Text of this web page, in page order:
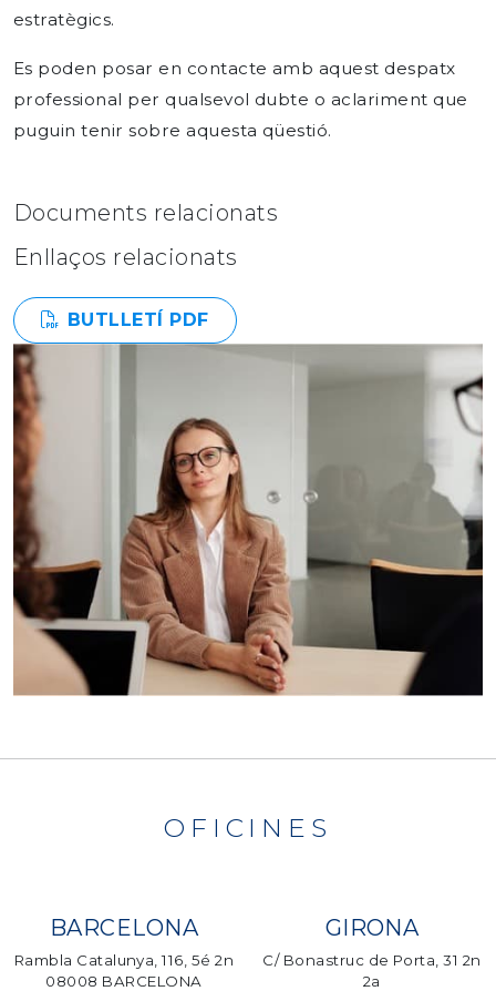
estratègics.
Es poden posar en contacte amb aquest despatx
professional per qualsevol dubte o aclariment que
puguin tenir sobre aquesta qüestió.
Documents relacionats
Enllaços relacionats
BUTLLETÍ PDF
OFICINES
BARCELONA
Rambla Catalunya, 116, 5é 2n
08008 BARCELONA
GIRONA
C/ Bonastruc de Porta, 31 2n
2a